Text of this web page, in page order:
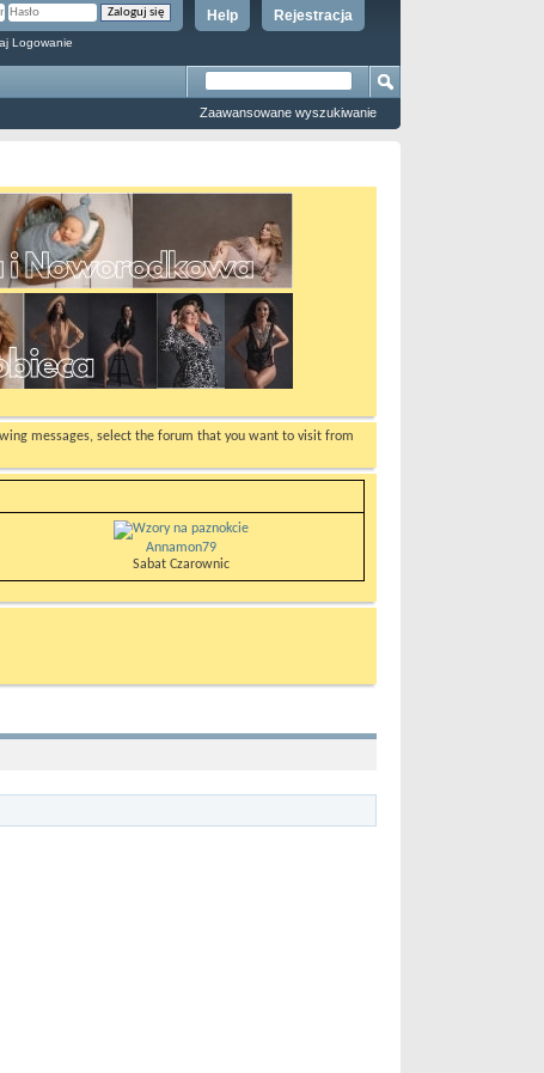
Rejestracja
Help
Logowanie
Zaawansowane wyszukiwanie
messages, select the forum that you want to visit from
Annamon79
Sabat Czarownic